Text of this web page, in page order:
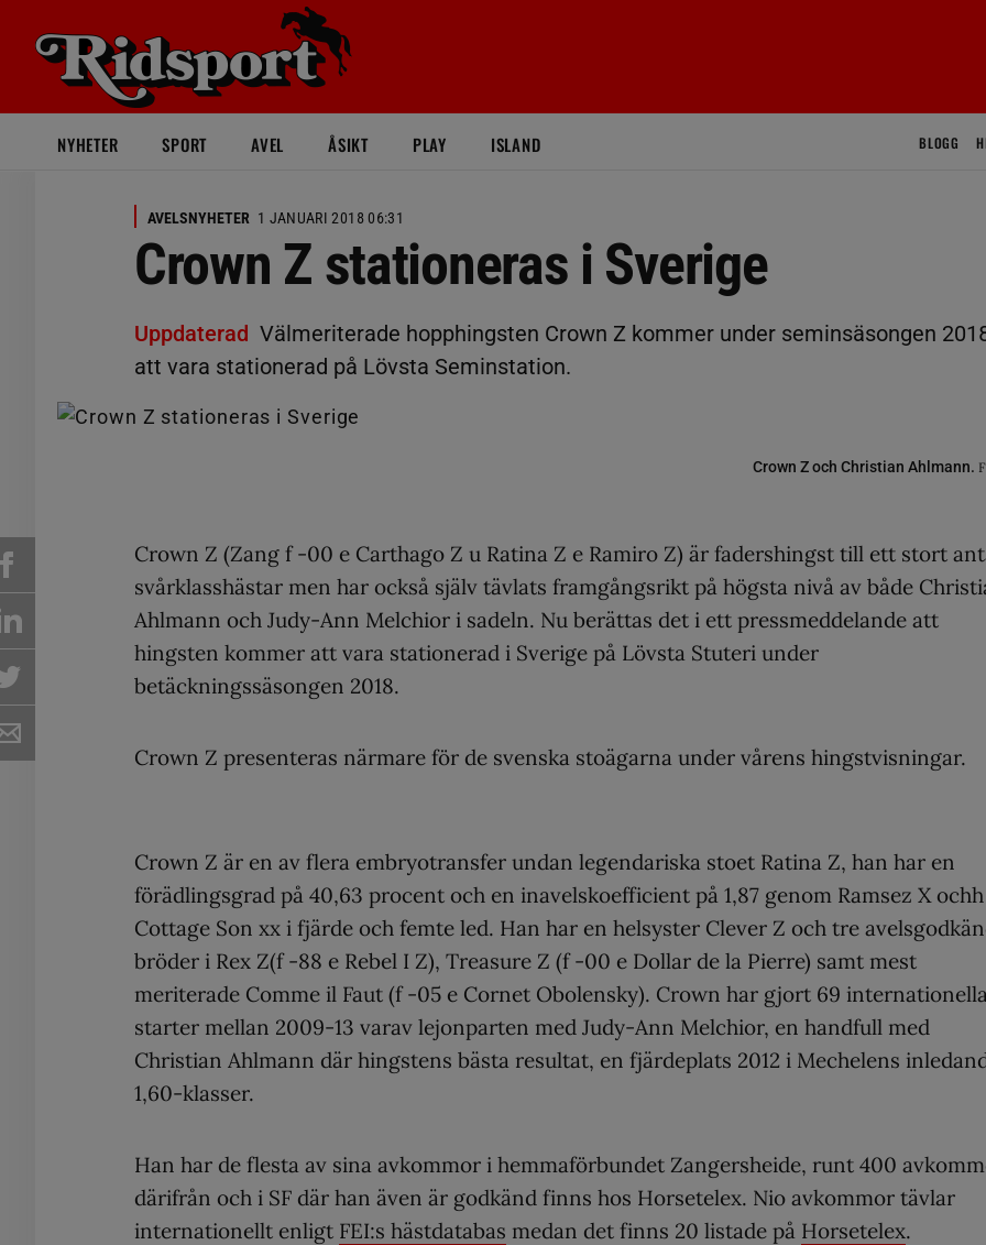
NYHETER SPORT AVEL ÅSIKT PLAY ISLAND BLOGG
AVELSNYHETER 1 JANUARI 2018 06:31
Crown Z stationeras i Sverige
Uppdaterad Välmeriterade hopphingsten Crown Z kommer under seminsäsongen
att vara stationerad på Lövsta Seminstation.
Crown Z och Christian Ahlmann.
Crown Z (Zang f -00 e Carthago Z u Ratina Z e Ramiro Z) är fadershingst till ett stort
svårklasshästar men har också själv tävlats framgångsrikt på högsta nivå av både
Ahlmann och Judy-Ann Melchior i sadeln. Nu berättas det i ett pressmeddelande att
hingsten kommer att vara stationerad i Sverige på Lövsta Stuteri under
betäckningssäsongen 2018.
Crown Z presenteras närmare för de svenska stoägarna under vårens hingstvisningar.
Crown Z är en av flera embryotransfer undan legendariska stoet Ratina Z, han har en
förädlingsgrad på 40,63 procent och en inavelskoefficient på 1,87 genom Ramsez X ochh
Cottage Son xx i fjärde och femte led. Han har en helsyster Clever Z och tre
bröder i Rex Z(f -88 e Rebel I Z), Treasure Z (f -00 e Dollar de la Pierre) samt mest
meriterade Comme il Faut (f -05 e Cornet Obolensky). Crown har gjort 69
starter mellan 2009-13 varav lejonparten med Judy-Ann Melchior, en handfull med
Christian Ahlmann där hingstens bästa resultat, en fjärdeplats 2012 i Mechelens
1,60-klasser.
Han har de flesta av sina avkommor i hemmaförbundet Zangersheide, runt 400
därifrån och i SF där han även är godkänd finns hos Horsetelex. Nio avkommor tävlar
internationellt enligt FEI:s hästdatabas medan det finns 20 listade på Horsetelex.